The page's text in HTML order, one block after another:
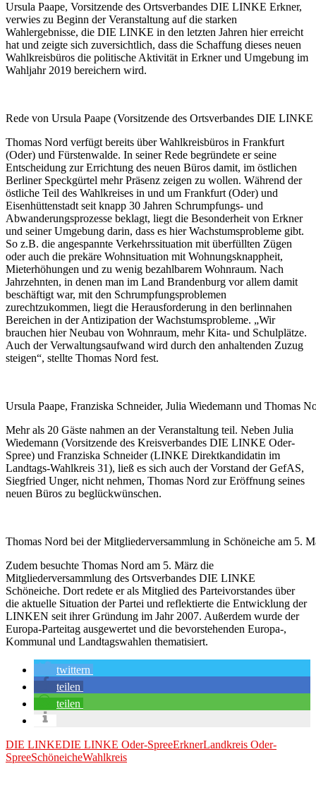
Ursula Paape, Vorsitzende des Ortsverbandes DIE LINKE Erkner,
verwies zu Beginn der Veranstaltung auf die starken
Wahlergebnisse, die DIE LINKE in den letzten Jahren hier erreicht
hat und zeigte sich zuversichtlich, dass die Schaffung dieses neuen
Wahlkreisbüros die politische Aktivität in Erkner und Umgebung im
Wahljahr 2019 bereichern wird.
Rede von Ursula Paape (Vorsitzende des Ortsverbandes DIE
Thomas Nord verfügt bereits über Wahlkreisbüros in Frankfurt
(Oder) und Fürstenwalde. In seiner Rede begründete er seine
Entscheidung zur Errichtung des neuen Büros damit, im östlichen
Berliner Speckgürtel mehr Präsenz zeigen zu wollen. Während der
östliche Teil des Wahlkreises in und um Frankfurt (Oder) und
Eisenhüttenstadt seit knapp 30 Jahren Schrumpfungs- und
Abwanderungsprozesse beklagt, liegt die Besonderheit von Erkner
und seiner Umgebung darin, dass es hier Wachstumsprobleme gibt.
So z.B. die angespannte Verkehrssituation mit überfüllten Zügen
oder auch die prekäre Wohnsituation mit Wohnungsknappheit,
Mieterhöhungen und zu wenig bezahlbarem Wohnraum. Nach
Jahrzehnten, in denen man im Land Brandenburg vor allem damit
beschäftigt war, mit den Schrumpfungsproblemen
zurechtzukommen, liegt die Herausforderung in den berlinnahen
Bereichen in der Antizipation der Wachstumsprobleme. „Wir
brauchen hier Neubau von Wohnraum, mehr Kita- und Schulplätze.
Auch der Verwaltungsaufwand wird durch den anhaltenden Zuzug
steigen“, stellte Thomas Nord fest.
Ursula Paape, Franziska Schneider, Julia Wiedemann und Thomas
Mehr als 20 Gäste nahmen an der Veranstaltung teil. Neben Julia
Wiedemann (Vorsitzende des Kreisverbandes DIE LINKE Oder-
Spree) und Franziska Schneider (LINKE Direktkandidatin im
Landtags-Wahlkreis 31), ließ es sich auch der Vorstand der GefAS,
Siegfried Unger, nicht nehmen, Thomas Nord zur Eröffnung seines
neuen Büros zu beglückwünschen.
Thomas Nord bei der Mitgliederversammlung in Schöneiche am 5.
Zudem besuchte Thomas Nord am 5. März die
Mitgliederversammlung des Ortsverbandes DIE LINKE
Schöneiche. Dort redete er als Mitglied des Parteivorstandes über
die aktuelle Situation der Partei und reflektierte die Entwicklung der
LINKEN seit ihrer Gründung im Jahr 2007. Außerdem wurde der
Europa-Parteitag ausgewertet und die bevorstehenden Europa-,
Kommunal und Landtagswahlen thematisiert.
twittern
teilen
teilen
DIE LINKEDIE LINKE Oder-SpreeErknerLandkreis Oder-
SpreeSchöneicheWahlkreis